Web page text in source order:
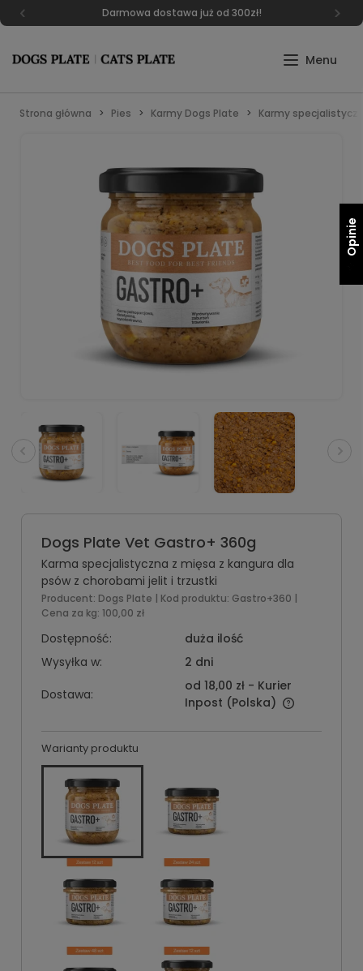
Darmowa dostawa już od 300zł!
Strona główna Pies Karmy Dogs Plate Karmy
Dogs Plate Vet Gastro+ 360g
Karma specjalistyczna z mięsa z kangura dla
psów z chorobami jelit i trzustki
Producent: Dogs Plate | Kod produktu: Gastro+360 |
Cena za kg: 100,00 zł
Dostępność:
duża ilość
Wysyłka w:
2 dni
Dostawa:
od 18,00 zł - Kurier
Inpost (Polska)
Warianty produktu
Opinie